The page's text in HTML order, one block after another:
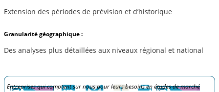
Extension des périodes de prévision et d’historique
Granularité géographique :
Des analyses plus détaillées aux niveaux régional et national
Entreprises qui comptent sur nous pour leurs besoins en études de marché